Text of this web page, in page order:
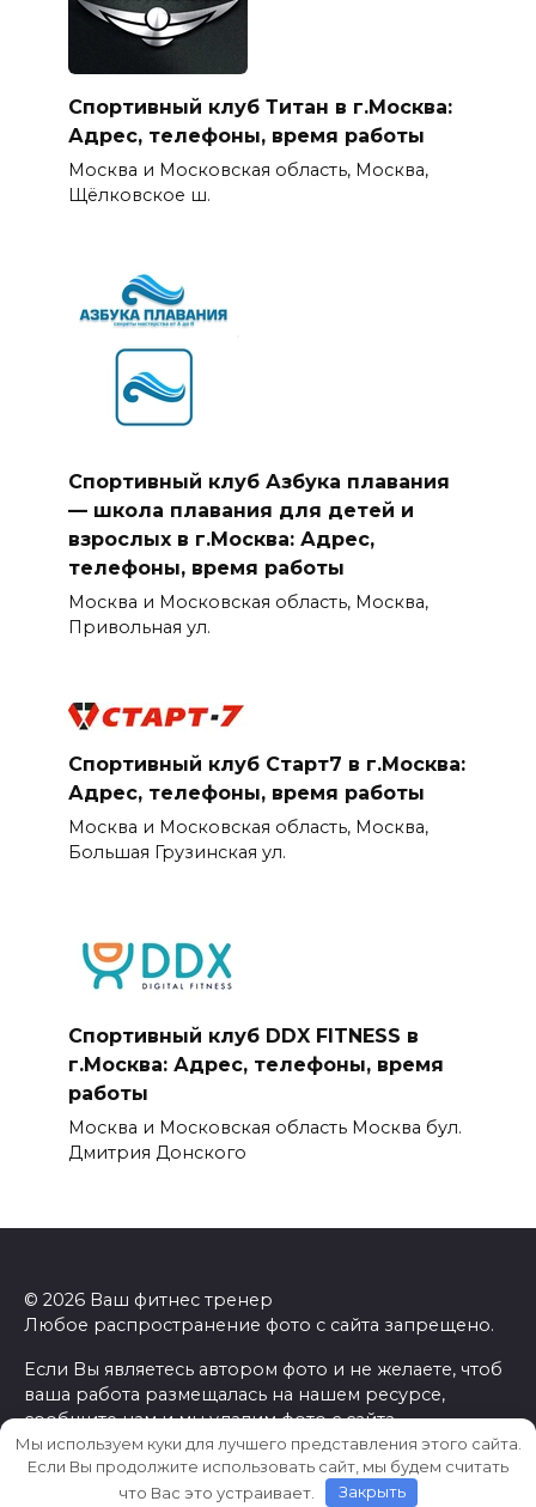
Спортивный клуб Титан в г.Москва:
Адрес, телефоны, время работы
Москва и Московская область, Москва,
Щёлковское ш.
Спортивный клуб Азбука плавания
— школа плавания для детей и
взрослых в г.Москва: Адрес,
телефоны, время работы
Москва и Московская область, Москва,
Привольная ул.
Спортивный клуб Старт7 в г.Москва:
Адрес, телефоны, время работы
Москва и Московская область, Москва,
Большая Грузинская ул.
Спортивный клуб DDX FITNESS в
г.Москва: Адрес, телефоны, время
работы
Москва и Московская область Москва бул.
Дмитрия Донского
© 2026 Ваш фитнес тренер
Любое распространение фото с сайта запрещено.
Если Вы являетесь автором фото и не желаете, чтоб
ваша работа размещалась на нашем ресурсе,
сообщите нам и мы удалим фото с сайта.
Мы используем куки для лучшего представления этого сайта.
Если Вы продолжите использовать сайт, мы будем считать
что Вас это устраивает.
Закрыть